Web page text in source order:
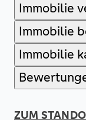
Immobilie
Immobilie
Immobilie
ZUM